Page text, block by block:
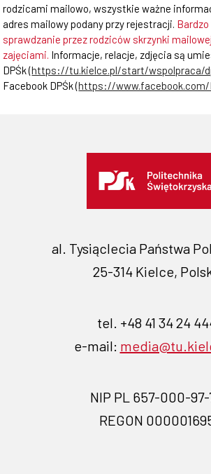
rodzicami mailowo, wszystkie ważne
adres mailowy podany przy rejestracji.
sprawdzanie przez rodziców skrzynki
zajęciami. Informacje, relacje, zdjęcia są
DPŚk (https://tu.kielce.pl/start/wspolpraca/
Facebook DPŚk (https://www.facebook.com/
al. Tysiąclecia Państwa
25-314 Kielce,
tel. +48 41 34 24
e-mail:
NIP PL 657-000-
REGON